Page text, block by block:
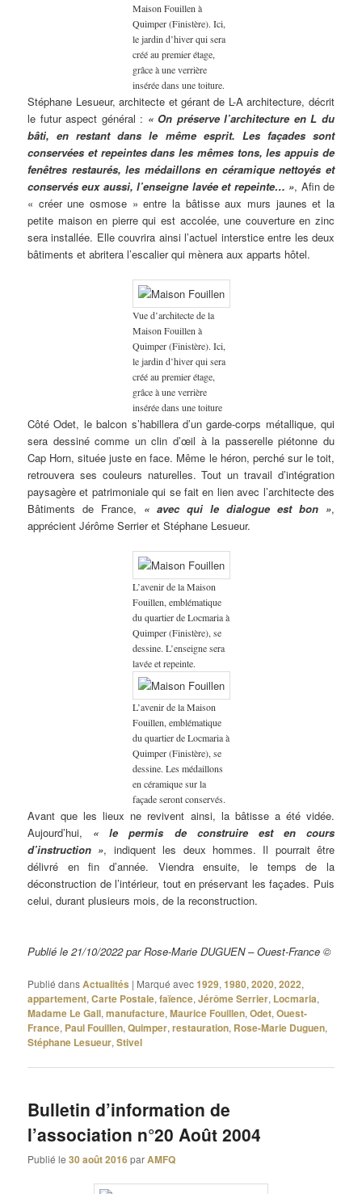
Maison Fouillen à
Quimper (Finistère). Ici,
le jardin d’hiver qui sera
créé au premier étage,
grâce à une verrière
insérée dans une toiture.
Stéphane Lesueur, architecte et gérant de L-A architecture, décrit
le futur aspect général : « On préserve l’architecture en L du
bâti, en restant dans le même esprit. Les façades sont
conservées et repeintes dans les mêmes tons, les appuis de
fenêtres restaurés, les médaillons en céramique nettoyés et
conservés eux aussi, l’enseigne lavée et repeinte… », Afin de
« créer une osmose » entre la bâtisse aux murs jaunes et la
petite maison en pierre qui est accolée, une couverture en zinc
sera installée. Elle couvrira ainsi l’actuel interstice entre les deux
bâtiments et abritera l’escalier qui mènera aux apparts hôtel.
Vue d’architecte de la
Maison Fouillen à
Quimper (Finistère). Ici,
le jardin d’hiver qui sera
créé au premier étage,
grâce à une verrière
insérée dans une toiture
Côté Odet, le balcon s’habillera d’un garde-corps métallique, qui
sera dessiné comme un clin d’œil à la passerelle piétonne du
Cap Horn, située juste en face. Même le héron, perché sur le toit,
retrouvera ses couleurs naturelles. Tout un travail d’intégration
paysagère et patrimoniale qui se fait en lien avec l’architecte des
Bâtiments de France, « avec qui le dialogue est bon »,
apprécient Jérôme Serrier et Stéphane Lesueur.
L’avenir de la Maison
Fouillen, emblématique
du quartier de Locmaria à
Quimper (Finistère), se
dessine. L’enseigne sera
lavée et repeinte.
L’avenir de la Maison
Fouillen, emblématique
du quartier de Locmaria à
Quimper (Finistère), se
dessine. Les médaillons
en céramique sur la
façade seront conservés.
Avant que les lieux ne revivent ainsi, la bâtisse a été vidée.
Aujourd’hui, « le permis de construire est en cours
d’instruction », indiquent les deux hommes. Il pourrait être
délivré en fin d’année. Viendra ensuite, le temps de la
déconstruction de l’intérieur, tout en préservant les façades. Puis
celui, durant plusieurs mois, de la reconstruction.
Publié le 21/10/2022 par Rose-Marie DUGUEN – Ouest-France ©
Publié dansActualités | Marqué avec1929,1980,2020,2022,
appartement,Carte Postale,faïence,Jérôme Serrier, Locmaria,
Madame Le Gall,manufacture,Maurice Fouillen,Odet,Ouest-
France, Paul Fouillen,Quimper,restauration, Rose-Marie Duguen,
Stéphane Lesueur,Stivel
Bulletin d’information de
l’association n°20 Août 2004
Publié le30 août 2016parAMFQ